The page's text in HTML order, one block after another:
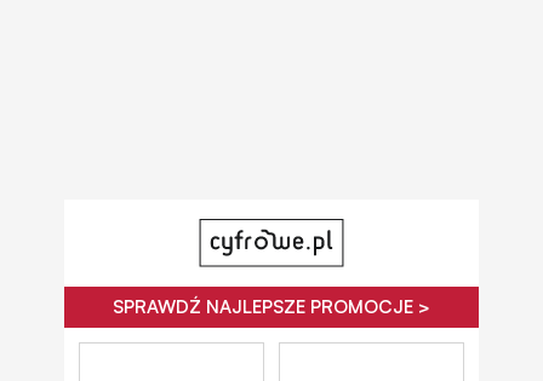
SPRAWDŹ NAJLEPSZE PROMOCJE >